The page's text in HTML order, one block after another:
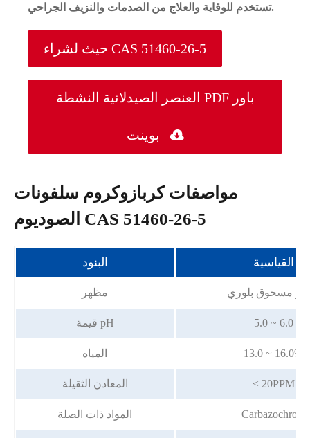
تستخدم للوقاية والعلاج من الصدمات والنزيف الجراحي.
حيث لشراء CAS 51460-26-5
العنصر الصيدلانية النشطة PDF باور
بوينت 
مواصفات كربازوكروم سلفونات
الصوديوم CAS 51460-26-5
البنود القياسية
مظهر مسحوق بلوري
قيمة pH 5.0 ~ 6.0
المياه 13.0 ~ 16.0%
المعادن الثقيلة ≤ 20PPM
المواد ذات الصلة Carbazochrom